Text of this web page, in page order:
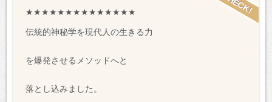
★★★★★★★★★★★★★★
伝統的神秘学を現代人の生きる力
を爆発させるメソッドへと
落とし込みました。